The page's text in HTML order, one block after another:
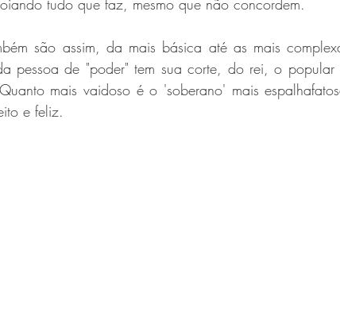
tudo que faz, mesmo que não concordem.
são assim, da mais básica até as mais
pessoa de "poder" tem sua corte, do rei, o
mais vaidoso é o 'soberano' mais
e feliz.